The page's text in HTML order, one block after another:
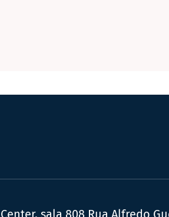
sala 808 Rua Alfredo